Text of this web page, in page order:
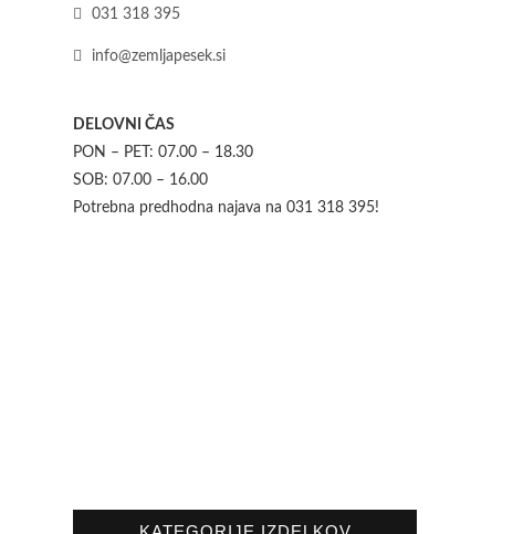
031 318 395
info@zemljapesek.si
DELOVNI ČAS
PON – PET: 07.00 – 18.30
SOB: 07.00 – 16.00
Potrebna predhodna najava na 031 318 395!